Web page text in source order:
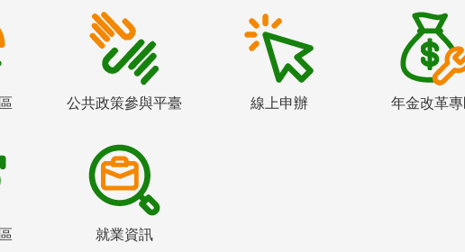
公共政策參與平臺 線上申辦 年金改革專
就業資訊